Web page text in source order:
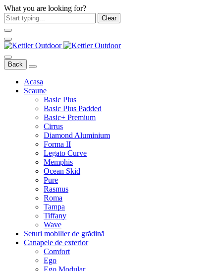
What you are looking for?
Clear
Back
Acasa
Scaune
Basic Plus
Basic Plus Padded
Basic+ Premium
Cirrus
Diamond Aluminium
Forma II
Legato Curve
Memphis
Ocean Skid
Pure
Rasmus
Roma
Tampa
Tiffany
Wave
Seturi mobilier de grădină
Canapele de exterior
Comfort
Ego
Ego Modular